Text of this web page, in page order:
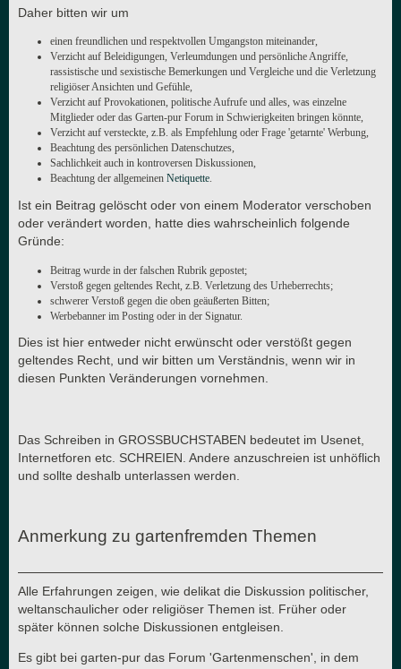
Daher bitten wir um
einen freundlichen und respektvollen Umgangston miteinander,
Verzicht auf Beleidigungen, Verleumdungen und persönliche Angriffe,
rassistische und sexistische Bemerkungen und Vergleiche und die Verletzung
religiöser Ansichten und Gefühle,
Verzicht auf Provokationen, politische Aufrufe und alles, was einzelne
Mitglieder oder das Garten-pur Forum in Schwierigkeiten bringen könnte,
Verzicht auf versteckte, z.B. als Empfehlung oder Frage 'getarnte' Werbung,
Beachtung des persönlichen Datenschutzes,
Sachlichkeit auch in kontroversen Diskussionen,
Beachtung der allgemeinen Netiquette.
Ist ein Beitrag gelöscht oder von einem Moderator verschoben
oder verändert worden, hatte dies wahrscheinlich folgende
Gründe:
Beitrag wurde in der falschen Rubrik gepostet;
Verstoß gegen geltendes Recht, z.B. Verletzung des Urheberrechts;
schwerer Verstoß gegen die oben geäußerten Bitten;
Werbebanner im Posting oder in der Signatur.
Dies ist hier entweder nicht erwünscht oder verstößt gegen
geltendes Recht, und wir bitten um Verständnis, wenn wir in
diesen Punkten Veränderungen vornehmen.
Das Schreiben in GROSSBUCHSTABEN bedeutet im Usenet,
Internetforen etc. SCHREIEN. Andere anzuschreien ist unhöflich
und sollte deshalb unterlassen werden.
Anmerkung zu gartenfremden Themen
Alle Erfahrungen zeigen, wie delikat die Diskussion politischer,
weltanschaulicher oder religiöser Themen ist. Früher oder
später können solche Diskussionen entgleisen.
Es gibt bei garten-pur das Forum 'Gartenmenschen', in dem